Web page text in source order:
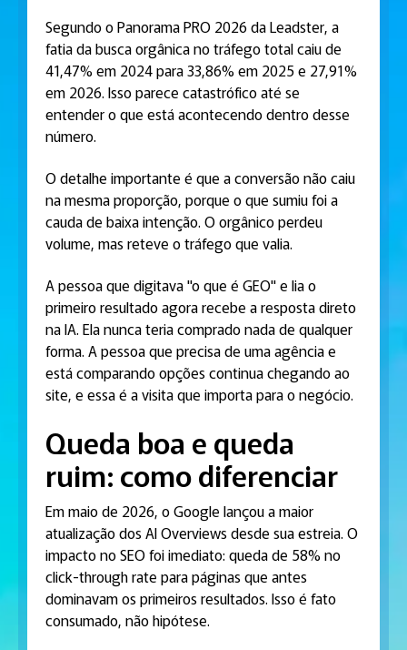
Segundo o Panorama PRO 2026 da Leadster, a
fatia da busca orgânica no tráfego total caiu de
41,47% em 2024 para 33,86% em 2025 e 27,91%
em 2026. Isso parece catastrófico até se
entender o que está acontecendo dentro desse
número.
O detalhe importante é que a conversão não caiu
na mesma proporção, porque o que sumiu foi a
cauda de baixa intenção. O orgânico perdeu
volume, mas reteve o tráfego que valia.
A pessoa que digitava "o que é GEO" e lia o
primeiro resultado agora recebe a resposta direto
na IA. Ela nunca teria comprado nada de qualquer
forma. A pessoa que precisa de uma agência e
está comparando opções continua chegando ao
site, e essa é a visita que importa para o negócio.
Queda boa e queda
ruim: como diferenciar
Em maio de 2026, o Google lançou a maior
atualização dos AI Overviews desde sua estreia. O
impacto no SEO foi imediato: queda de 58% no
click-through rate para páginas que antes
dominavam os primeiros resultados. Isso é fato
consumado, não hipótese.